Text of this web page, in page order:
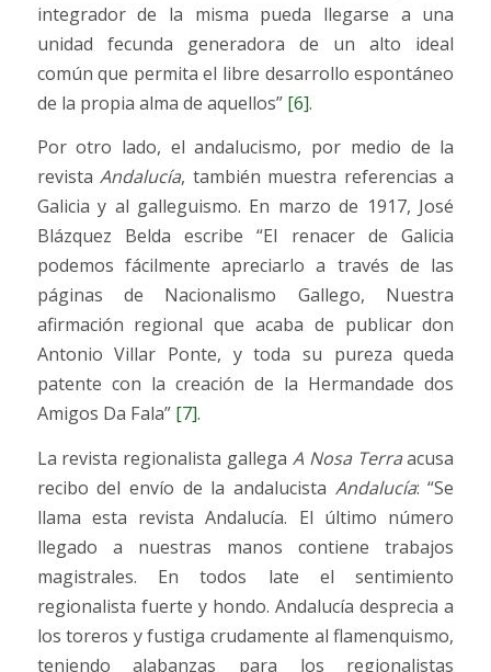
integrador de la misma pueda llegarse a una
unidad fecunda generadora de un alto ideal
común que permita el libre desarrollo espontáneo
de la propia alma de aquellos” [6].
Por otro lado, el andalucismo, por medio de la
revistaAndalucía, también muestra referencias a
Galicia y al galleguismo. En marzo de 1917, José
Blázquez Belda escribe “El renacer de Galicia
podemos fácilmente apreciarlo a través de las
páginas de Nacionalismo Gallego, Nuestra
afirmación regional que acaba de publicar don
Antonio Villar Ponte, y toda su pureza queda
patente con la creación de la Hermandade dos
Amigos Da Fala” [7].
La revista regionalista gallega A Nosa Terraacusa
recibo del envío de la andalucista Andalucía: “Se
llama esta revista Andalucía. El último número
llegado a nuestras manos contiene trabajos
magistrales. En todos late el sentimiento
regionalista fuerte y hondo. Andalucía desprecia a
los toreros y fustiga crudamente al flamenquismo,
teniendo alabanzas para los regionalistas